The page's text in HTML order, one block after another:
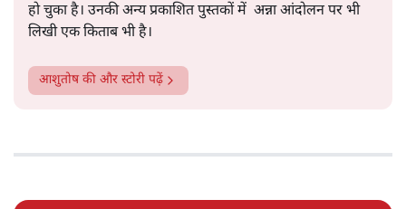
हो चुका है। उनकी अन्य प्रकाशित पुस्तकों में अन्ना आंदोलन पर भी
लिखी एक किताब भी है।
आशुतोषकी और स्टोरी पढ़ें